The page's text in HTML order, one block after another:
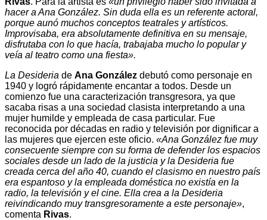
hacer a Ana González. Sin duda ella es un referente actoral,
porque aunó muchos conceptos teatrales y artísticos.
Improvisaba, era absolutamente definitiva en su mensaje,
disfrutaba con lo que hacía, trabajaba mucho lo popular y
veía al teatro como una fiesta».
La Desideria de Ana González debutó como personaje en
1940 y logró rápidamente encantar a todos. Desde un
comienzo fue una caracterización transgresora, ya que
sacaba risas a una sociedad clasista interpretando a una
mujer humilde y empleada de casa particular. Fue
reconocida por décadas en radio y televisión por dignificar a
las mujeres que ejercen este oficio. «Ana González fue muy
consecuente siempre con su forma de defender los espacios
sociales desde un lado de la justicia y la Desideria fue
creada cerca del año 40, cuando el clasismo en nuestro país
era espantoso y la empleada doméstica no existía en la
radio, la televisión y el cine. Ella crea a la Desideria
reivindicando muy transgresoramente a este personaje»,
comenta Rivas.